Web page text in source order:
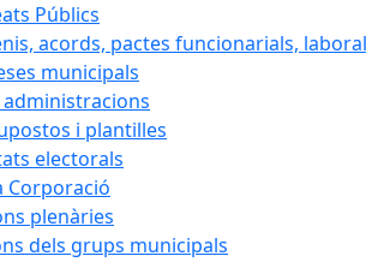
Públics
acords, pactes funcionarials,
municipals
i plantilles
electorals
Corporació
plenàries
dels grups municipals